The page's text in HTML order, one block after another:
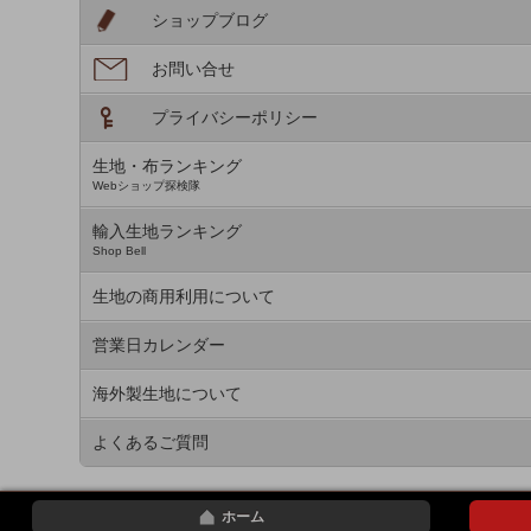
ショップブログ
お問い合せ
プライバシーポリシー
生地・布ランキング
Webショップ探検隊
輸入生地ランキング
Shop Bell
生地の商用利用について
営業日カレンダー
海外製生地について
よくあるご質問
ホーム